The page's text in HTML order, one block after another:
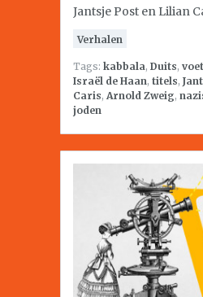
Jantsje Post en Lilian
Verhalen
Tags: kabbala, Duits,
Israël de Haan, titels,
Caris, Arnold Zweig,
joden